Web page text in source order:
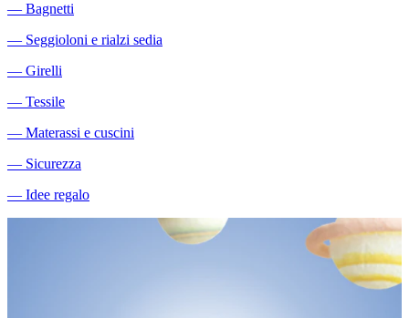
― Bagnetti
― Seggioloni e rialzi sedia
― Girelli
― Tessile
― Materassi e cuscini
― Sicurezza
― Idee regalo